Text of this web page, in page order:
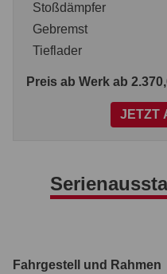
Stoßdämpfer
Gebremst
Tieflader
Preis ab Werk ab
JETZT
Fahrgestell und Rahmen